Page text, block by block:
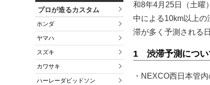
プロが造るカスタム
ホンダ
ヤマハ
スズキ
カワサキ
ハーレーダビッドソン
和8年4月25日（土曜
中による10km以上
滞が多く予測される
1 渋滞予測につい
・NEXCO西日本管